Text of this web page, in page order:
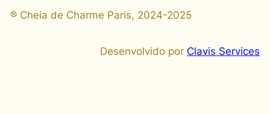
® Cheia de Charme Paris, 2024-2025
Desenvolvido por Clavis Services